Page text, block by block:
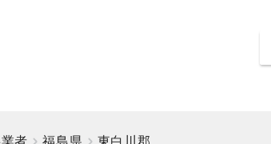
者 福島県 東白川郡